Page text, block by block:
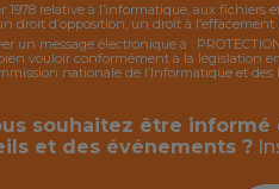
1978 relative à l’informatique, aux
droit d’opposition, un droit à
un message électronique à :
vouloir conformément à la législation
nationale de l’Informatique et
souhaitez être
et des événements ?